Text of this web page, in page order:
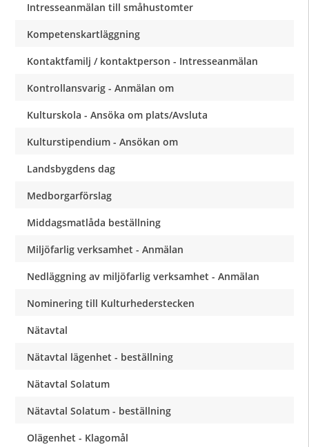
Intresseanmälan till småhustomter
Kompetenskartläggning
Kontaktfamilj / kontaktperson - Intresseanmälan
Kontrollansvarig - Anmälan om
Kulturskola - Ansöka om plats/Avsluta
Kulturstipendium - Ansökan om
Landsbygdens dag
Medborgarförslag
Middagsmatlåda beställning
Miljöfarlig verksamhet - Anmälan
Nedläggning av miljöfarlig verksamhet - Anmälan
Nominering till Kulturhederstecken
Nätavtal
Nätavtal lägenhet - beställning
Nätavtal Solatum
Nätavtal Solatum - beställning
Olägenhet - Klagomål